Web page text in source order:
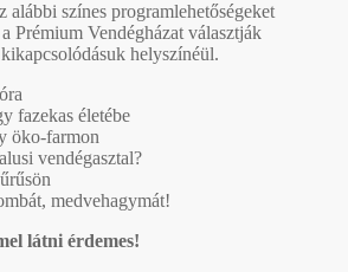
alábbi színes programlehetőségeket
Prémium Vendégházat választják
helyszínéül.
fazekas életébe
öko-farmon
vendégasztal?
medvehagymát!
látni érdemes!